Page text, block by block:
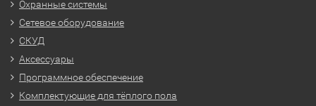
Охранные системы
Сетевое оборудование
СКУД
Аксессуары
Программное обеспечение
Комплектующие для тёплого пола